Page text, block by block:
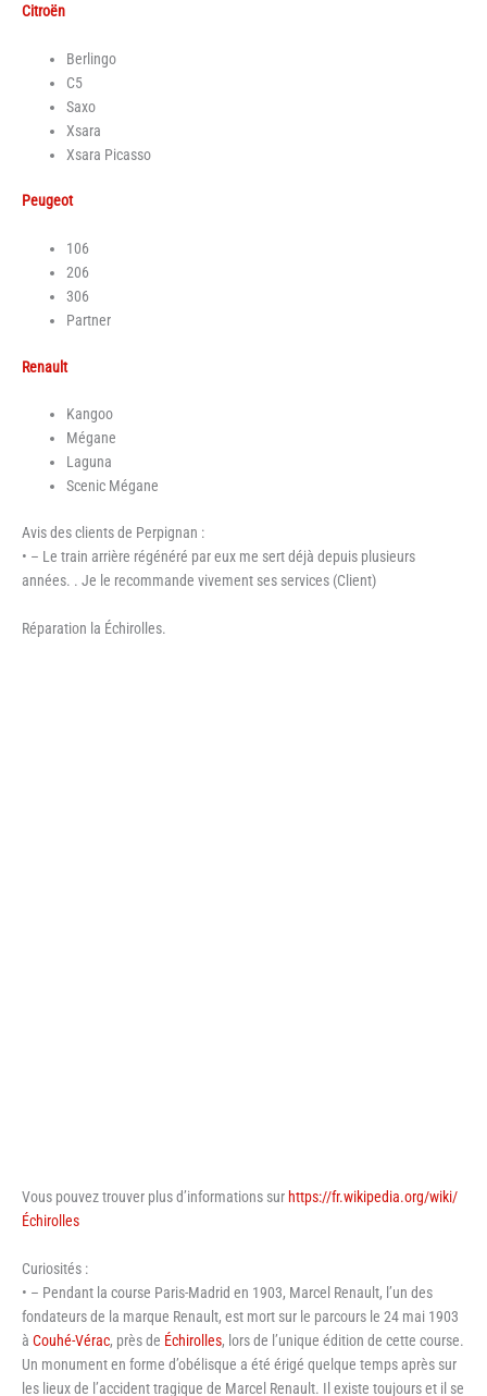
Citroën
Berlingo
C5
Saxo
Xsara
Xsara Picasso
Peugeot
106
206
306
Partner
Renault
Kangoo
Mégane
Laguna
Scenic Mégane
Avis des clients de Perpignan :
• – Le train arrière régénéré par eux me sert déjà depuis plusieurs
années. . Je le recommande vivement ses services (Client)
Réparation la Échirolles.
Vous pouvez trouver plus d’informations sur https://fr.wikipedia.org/wiki/
Échirolles
Curiosités :
• – Pendant la course Paris-Madrid en 1903, Marcel Renault, l’un des
fondateurs de la marque Renault, est mort sur le parcours le 24 mai 1903
à Couhé-Vérac, près de Échirolles, lors de l’unique édition de cette course.
Un monument en forme d’obélisque a été érigé quelque temps après sur
les lieux de l’accident tragique de Marcel Renault. Il existe toujours et il se